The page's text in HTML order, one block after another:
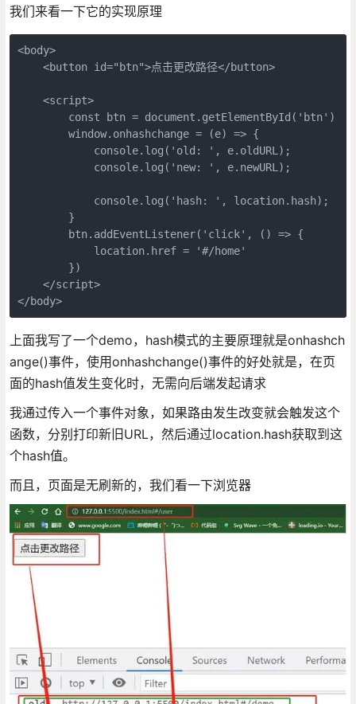
我们来看一下它的实现原理
<body>
    <button id="btn">点击更改路径</button>
    <script>
        const btn = document.getElementById('btn')
        window.onhashchange = (e) => {
            console.log('old: ', e.oldURL);
            console.log('new: ', e.newURL);
            console.log('hash: ', location.hash);
        }
        btn.addEventListener('click', () => {
            location.href = '#/home'
        })
    </script>
</body>
上面我写了一个demo，hash模式的主要原理就是onhashch
ange()事件，使用onhashchange()事件的好处就是，在页
面的hash值发生变化时，无需向后端发起请求
我通过传入一个事件对象，如果路由发生改变就会触发这个
函数，分别打印新旧URL，然后通过location.hash获取到这
个hash值。
而且，页面是无刷新的，我们看一下浏览器